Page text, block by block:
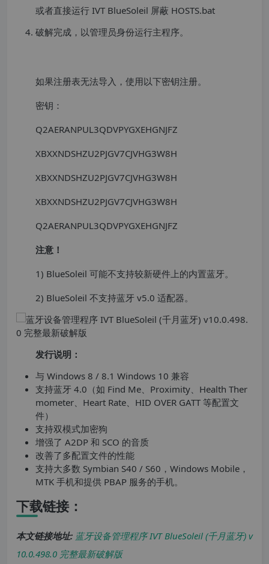
或者直接运行 IVT BlueSoleil 屏蔽 HOSTS.bat
破解完成，以管理员身份运行主程序。
如果注册表无法导入，使用以下密钥注册。
密钥：
Q2AERANPUL3QDVPYGXEHGNJFZ
XBXXNDSHZU2PJGV7CJVHG3W8H
XBXXNDSHZU2PJGV7CJVHG3W8H
XBXXNDSHZU2PJGV7CJVHG3W8H
Q2AERANPUL3QDVPYGXEHGNJFZ
注意！
1) BlueSoleil 可能不支持较新硬件上的内置蓝牙。
2) BlueSoleil 不支持蓝牙 v5.0 适配器。
发行说明：
与 Windows 8 / 8.1 Windows 10 兼容
支持蓝牙 4.0（如 Find Me、Proximity、Health Ther
mometer、Heart Rate、HID OVER GATT 等配置文
件）
支持双模式加密狗
增强了 A2DP 和 SCO 的音质
改善了多配置文件的性能
支持大多数 Symbian S40 / S60，Windows Mobile，
MTK 手机和提供 PBAP 服务的手机。
下载链接：
本文链接地址: 蓝牙设备管理程序 IVT BlueSoleil (千月蓝牙) v
10.0.498.0 完整最新破解版